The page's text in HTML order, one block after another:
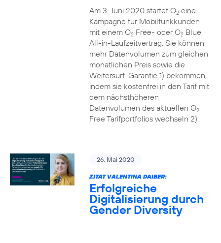
Am 3. Juni 2020 startet O2eine
Kampagne für Mobilfunkkunden
mit einem O2Free- oder O2Blue
All-in-Laufzeitvertrag. Sie können
mehr Datenvolumen zum gleichen
monatlichen Preis sowie die
Weitersurf-Garantie 1) bekommen,
indem sie kostenfrei in den Tarif mit
dem nächsthöheren
Datenvolumen des aktuellen O2
Free Tarifportfolios wechseln 2).
26. Mai 2020
ZITAT VALENTINA DAIBER:
Erfolgreiche
Digitalisierung durch
Gender Diversity